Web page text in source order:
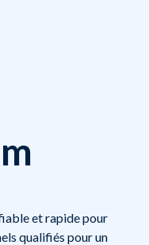
et rapide pour
qualifiés pour un